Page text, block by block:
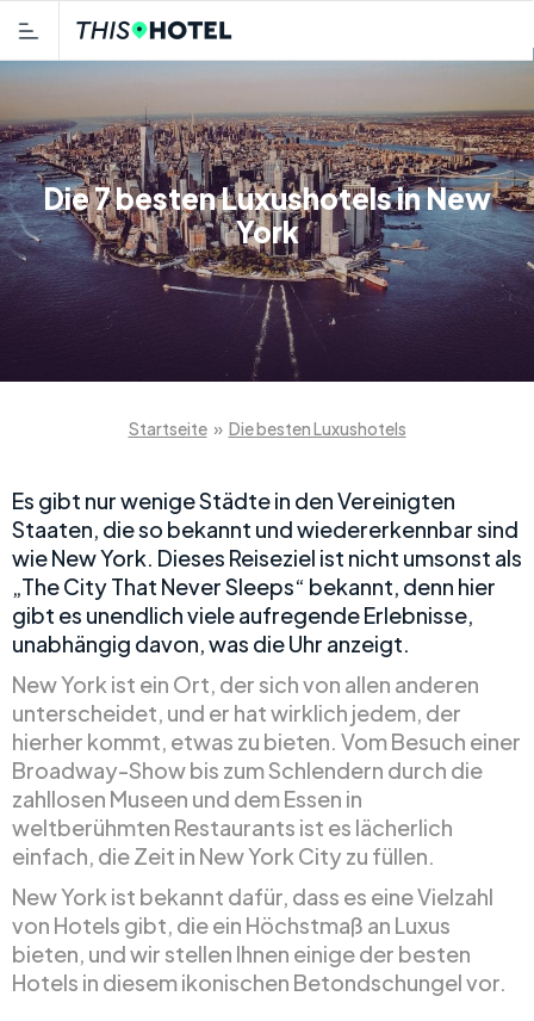
Die 7 besten Luxushotels in New
York
Startseite » Die besten Luxushotels
Es gibt nur wenige Städte in den Vereinigten
Staaten, die so bekannt und wiedererkennbar sind
wie New York. Dieses Reiseziel ist nicht umsonst als
„The City That Never Sleeps“ bekannt, denn hier
gibt es unendlich viele aufregende Erlebnisse,
unabhängig davon, was die Uhr anzeigt.
New York ist ein Ort, der sich von allen anderen
unterscheidet, und er hat wirklich jedem, der
hierher kommt, etwas zu bieten. Vom Besuch einer
Broadway-Show bis zum Schlendern durch die
zahllosen Museen und dem Essen in
weltberühmten Restaurants ist es lächerlich
einfach, die Zeit in New York City zu füllen.
New York ist bekannt dafür, dass es eine Vielzahl
von Hotels gibt, die ein Höchstmaß an Luxus
bieten, und wir stellen Ihnen einige der besten
Hotels in diesem ikonischen Betondschungel vor.